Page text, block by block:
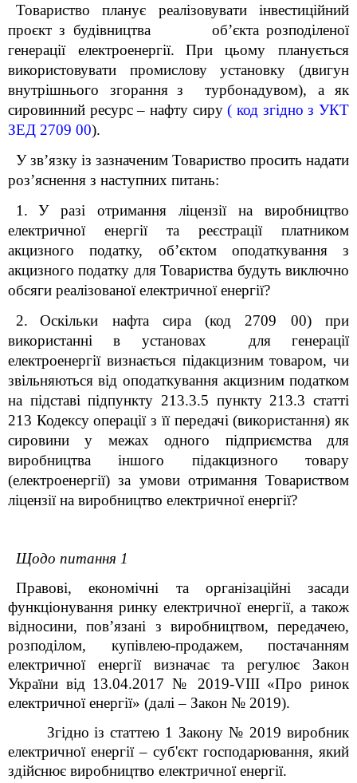
Товариство планує реалізовувати інвестиційний
проєкт з будівництва
об’єкта розподіленої
генерації електроенергії.
При цьому планується
використовувати промислову установку (двигун
внутрішнього згорання з турбонадувом), а як
сировинний ресурс – нафту сиру( код згідно з УКТ
ЗЕД 2709 00).
У зв’язку із зазначеним Товариство просить надати
роз’яснення з наступних питань:
1.
У разі отримання ліцензії на виробництво
електричної енергії та реєстрації платником
акцизного податку, об’єктом оподаткування з
акцизного податку для Товариства будуть виключно
обсяги реалізованої електричної енергії?
2.
Оскільки нафта сира (код 2709 00) при
використанні в установах для генерації
електроенергії визнається підакцизним товаром, чи
звільняються від оподаткування акцизним податком
на підставі підпункту 213.3.5 пункту 213.3 статті
213 Кодексу операції з її передачі (використання) як
сировини у межах одного підприємства для
виробництва іншого підакцизного товару
(електроенергії) за умови отримання Товариством
ліцензії на виробництво електричної енергії?
Щодо питання 1
Правові, економічні та організаційні засади
функціонування ринку електричної енергії, а також
відносини, пов’язані з виробництвом, передачею,
розподілом, купівлею-продажем, постачанням
електричної енергії визначає та регулює Закон
України від 13.04.2017 № 2019-VIII«Про ринок
електричної енергії» (далі – Закон № 2019).
Згідно із статтею 1 Закону № 2019 виробник
електричної енергії – суб'єкт господарювання, який
здійснює виробництво електричної енергії.